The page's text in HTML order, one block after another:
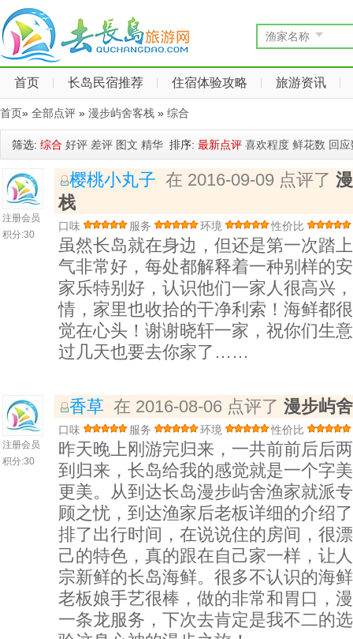
渔家名称
首页 长岛民宿推荐 住宿体验攻略 旅游资讯
首页» 全部点评 » 漫步屿舍客栈 » 综合
筛选: 综合 好评 差评 图文 精华 排序: 最新点评 喜欢程度 鲜花数 回
注册会员
积分:30
樱桃小丸子 在 2016-09-09 点评了
栈
口味 服务 环境 性价比
虽然长岛就在身边，但还是第一次踏
气非常好，每处都解释着一种别样的
家乐特别好，认识他们一家人很高兴
情，家里也收拾的干净利索！海鲜都
觉在心头！谢谢晓轩一家，祝你们生
过几天也要去你家了……
注册会员
积分:30
香草 在 2016-08-06 点评了 漫步屿
口味 服务 环境 性价比
昨天晚上刚游完归来，一共前前后后
到归来，长岛给我的感觉就是一个字
更美。从到达长岛漫步屿舍渔家就派
顾之忧，到达渔家后老板详细的介绍
排了出行时间，在说说住的房间，很
己的特色，真的跟在自己家一样，让
宗新鲜的长岛海鲜。很多不认识的海
老板娘手艺很棒，做的非常和胃口，
一条龙服务，下次去肯定是我不二的